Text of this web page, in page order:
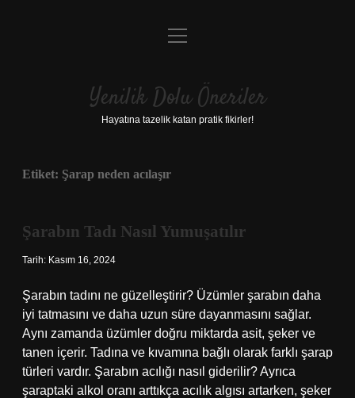
Anasayfa
Yasal Uyarı
menüyü
Yenilik Dolu Öneriler
Hayatına tazelik katan pratik fikirler!
Etiket: Şarap neden acılaşır
Şarabın Tadı Nasıl Yumuşatılır
Tarih: Kasım 16, 2024
Şarabın tadını ne güzelleştirir? Üzümler şarabın daha
iyi tatmasını ve daha uzun süre dayanmasını sağlar.
Aynı zamanda üzümler doğru miktarda asit, şeker ve
tanen içerir. Tadına ve kıvamına bağlı olarak farklı şarap
türleri vardır. Şarabın acılığı nasıl giderilir? Ayrıca
şaraptaki alkol oranı arttıkça acılık algısı artarken, şeker